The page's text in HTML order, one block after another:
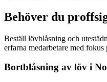
Behöver du
Beställ lövblåsning och
erfarna medarbetare med
Bortblåsning av löv i